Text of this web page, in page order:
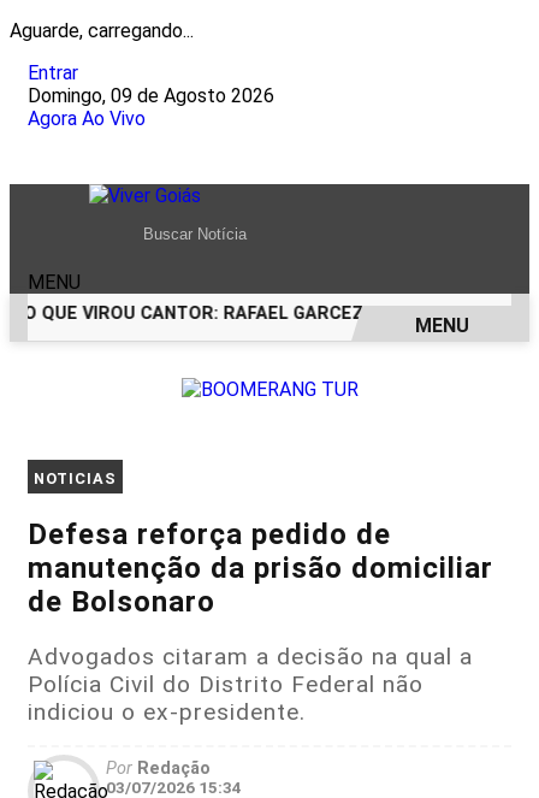
Aguarde, carregando...
Entrar
Domingo, 09 de Agosto 2026
Agora Ao Vivo
MENU
QUE VIROU CANTOR: RAFAEL GARCEZ CELEBRA 24 ANOS
MENU
NOTICIAS
Defesa reforça pedido de
manutenção da prisão domiciliar
de Bolsonaro
Advogados citaram a decisão na qual a
Polícia Civil do Distrito Federal não
indiciou o ex-presidente.
Por Redação
03/07/2026 15:34